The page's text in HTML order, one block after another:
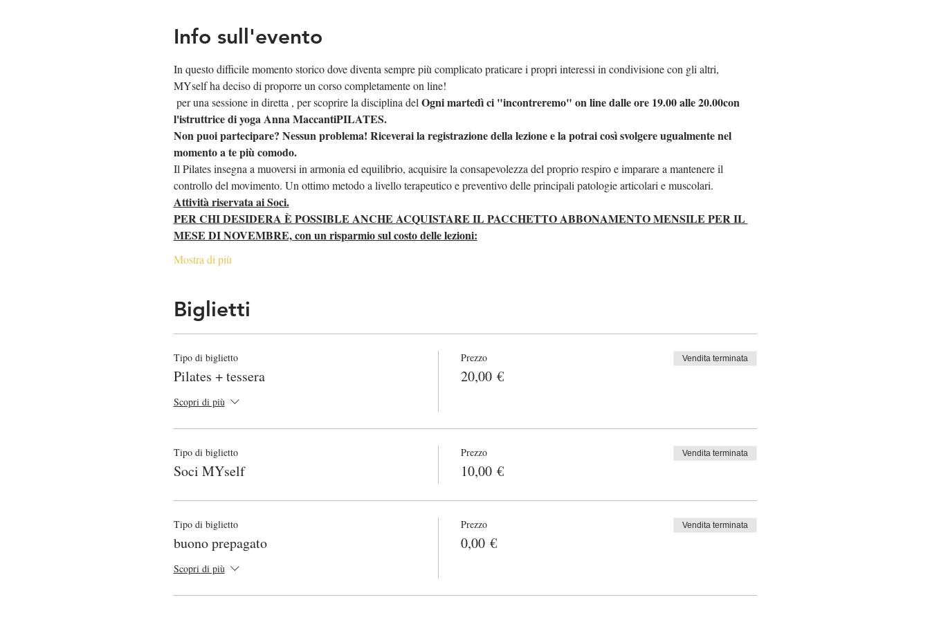
Info sull'evento
In questo difficile momento storico dove diventa sempre più complicato praticare i propri interessi in condivisione con gli altri,
MYself ha deciso di proporre un corso completamente on line!
per una sessione in diretta , per scoprire la disciplina del Ogni martedì ci "incontreremo" on line dalle ore 19.00 alle 20.00con
l'istruttrice di yoga Anna MaccantiPILATES.
Non puoi partecipare? Nessun problema! Riceverai la registrazione della lezione e la potrai così svolgere ugualmente nel
momento a te più comodo.
Il Pilates insegna a muoversi in armonia ed equilibrio, acquisire la consapevolezza del proprio respiro e imparare a mantenere il
controllo del movimento. Un ottimo metodo a livello terapeutico e preventivo delle principali patologie articolari e muscolari.
Attività riservata ai Soci.
PER CHI DESIDERA È POSSIBLE ANCHE ACQUISTARE IL PACCHETTO ABBONAMENTO MENSILE PER IL
MESE DI NOVEMBRE, con un risparmio sul costo delle lezioni:
Mostra di più
Biglietti
Tipo di biglietto
Pilates + tessera
Scopri di più
Prezzo
20,00 €
Vendita terminata
Tipo di biglietto
Soci MYself
Prezzo
10,00 €
Vendita terminata
Tipo di biglietto
buono prepagato
Scopri di più
Prezzo
0,00 €
Vendita terminata